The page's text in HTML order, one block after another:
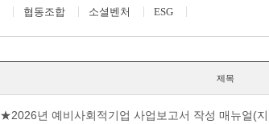
협동조합 소셜벤처 ESG
제목
★2026년 예비사회적기업 사업보고서 작성 매뉴얼(지..